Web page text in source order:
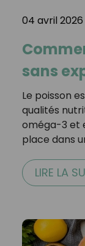
04 avril 2026
sans
Le poisson
qualités
oméga-3 et
place dans
LIRE LA